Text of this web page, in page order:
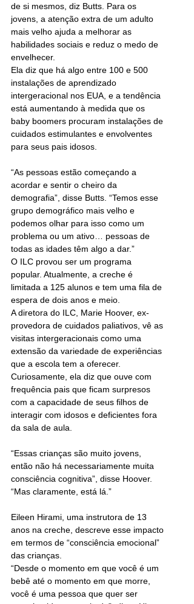
de si mesmos, diz Butts. Para os
jovens, a atenção extra de um adulto
mais velho ajuda a melhorar as
habilidades sociais e reduz o medo de
envelhecer.
Ela diz que há algo entre 100 e 500
instalações de aprendizado
intergeracional nos EUA, e a tendência
está aumentando à medida que os
baby boomers procuram instalações de
cuidados estimulantes e envolventes
para seus pais idosos.
“As pessoas estão começando a
acordar e sentir o cheiro da
demografia”, disse Butts. “Temos esse
grupo demográfico mais velho e
podemos olhar para isso como um
problema ou um ativo… pessoas de
todas as idades têm algo a dar.”
O ILC provou ser um programa
popular. Atualmente, a creche é
limitada a 125 alunos e tem uma fila de
espera de dois anos e meio.
A diretora do ILC, Marie Hoover, ex-
provedora de cuidados paliativos, vê as
visitas intergeracionais como uma
extensão da variedade de experiências
que a escola tem a oferecer.
Curiosamente, ela diz que ouve com
frequência pais que ficam surpresos
com a capacidade de seus filhos de
interagir com idosos e deficientes fora
da sala de aula.
“Essas crianças são muito jovens,
então não há necessariamente muita
consciência cognitiva”, disse Hoover.
“Mas claramente, está lá.”
Eileen Hirami, uma instrutora de 13
anos na creche, descreve esse impacto
em termos de “consciência emocional”
das crianças.
“Desde o momento em que você é um
bebê até o momento em que morre,
você é uma pessoa que quer ser